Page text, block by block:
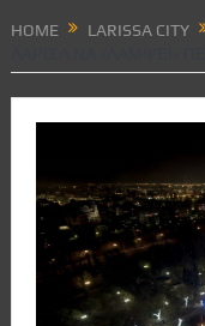
HOME LARISSA CITY